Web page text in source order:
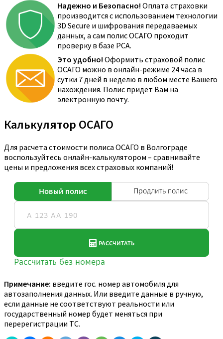
Надежно и Безопасно! Оплата страховки
производится с использованием технологии
3D Secure и шифрования передаваемых
данных, а сам полис ОСАГО проходит
проверку в базе РСА.
Это удобно! Оформить страховой полис
ОСАГО можно в онлайн-режиме 24 часа в
сутки 7 дней в неделю в любом месте Вашего
нахождения. Полис придет Вам на
электронную почту.
Калькулятор ОСАГО
Для расчета стоимости полиса ОСАГО в Волгограде
воспользуйтесь онлайн-калькулятором – сравнивайте
цены и предложения всех страховых компаний!
Примечание: введите гос. номер автомобиля для
автозаполнения данных. Или введите данные в ручную,
если данные не соответствуют реальности или
государственный номер будет меняться при
перерегистрации ТС.